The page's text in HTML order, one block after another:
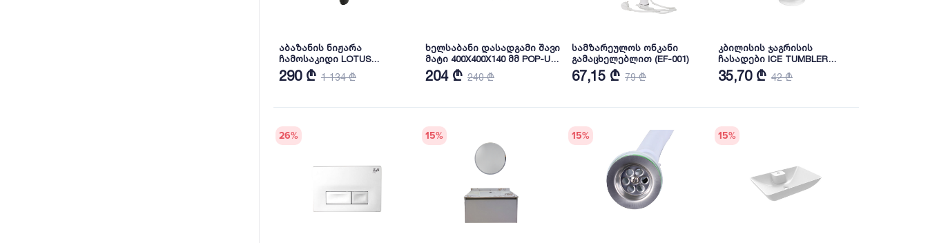
აბაზანის ნიჟარა
ჩამოსაკიდი LOTUS
MONOBLOCK W.HUNG
WB.WITH TAP HOLE-60CM-
290 ₾ 1 134 ₾
ხელსაბანი დასადგამი შავი
მატი 400X400X140 მმ POP-UP-
ით SK337-MB SANIKERA
204 ₾ 240 ₾
სამზარეულოს ონკანი
გამაცხელებლით (EF-001)
67,15 ₾ 79 ₾
კბილისის ჯაგრისის
ჩასადები ICE TUMBLER
CHROME
35,70 ₾ 42 ₾
26% 15% 15% 15%